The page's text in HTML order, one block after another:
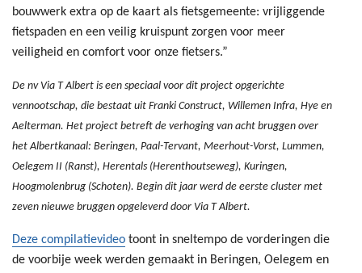
bouwwerk extra op de kaart als fietsgemeente: vrijliggende
fietspaden en een veilig kruispunt zorgen voor meer
veiligheid en comfort voor onze fietsers.”
De nv Via T Albert is een speciaal voor dit project opgerichte
vennootschap, die bestaat uit Franki Construct, Willemen Infra, Hye en
Aelterman. Het project betreft de verhoging van acht bruggen over
het Albertkanaal: Beringen, Paal-Tervant, Meerhout-Vorst, Lummen,
Oelegem II (Ranst), Herentals (Herenthoutseweg), Kuringen,
Hoogmolenbrug (Schoten). Begin dit jaar werd de eerste cluster met
zeven nieuwe bruggen opgeleverd door Via T Albert.
Deze compilatievideo toont in sneltempo de vorderingen die
de voorbije week werden gemaakt in Beringen, Oelegem en